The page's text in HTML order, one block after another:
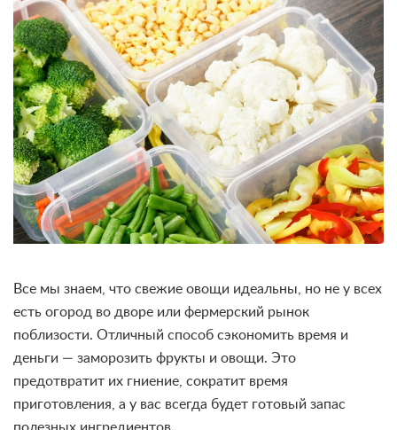
Все мы знаем, что свежие овощи идеальны, но не у всех
есть огород во дворе или фермерский рынок
поблизости. Отличный способ сэкономить время и
деньги — заморозить фрукты и овощи. Это
предотвратит их гниение, сократит время
приготовления, а у вас всегда будет готовый запас